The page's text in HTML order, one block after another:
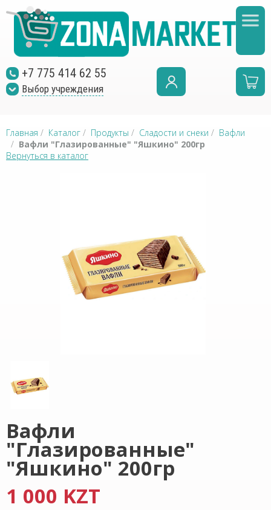
+7 775 414 62 55
Выбор учреждения
Главная / Каталог / Продукты / Сладости и снеки / Вафли
/ Вафли "Глазированные" "Яшкино" 200гр
Вернуться в каталог
Вафли
"Глазированные"
"Яшкино" 200гр
1 000 KZT